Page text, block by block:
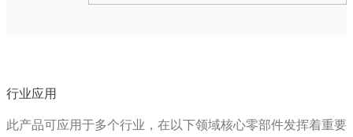
行业应用
此产品可应用于多个行业，在以下领域核心零部件发挥着重要